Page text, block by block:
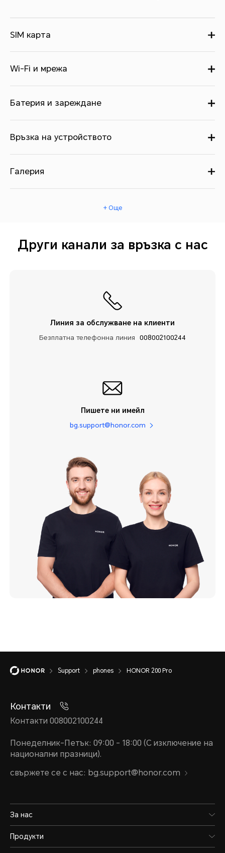
SIM карта
Wi-Fi и мрежа
Батерия и зареждане
Връзка на устройството
Галерия
+ Още
Други канали за връзка с нас
Линия за обслужване на клиенти
Безплатна телефонна линия 008002100244
Пишете ни имейл
bg.support@honor.com
Support phones HONOR 200 Pro
Контакти
Контакти 008002100244
Понеделник-Петък: 09:00 - 18:00 (С изключение на
национални празници).
свържете се с нас: bg.support@honor.com
За нас
Продукти